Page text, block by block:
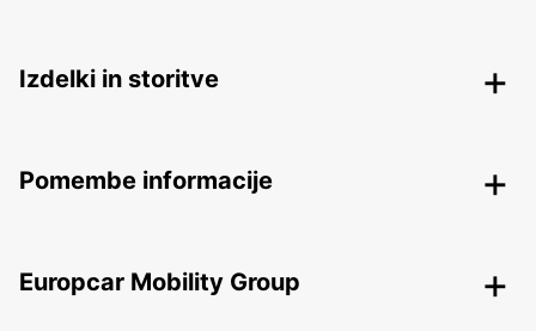
Izdelki in storitve
Pomembe informacije
Europcar Mobility Group